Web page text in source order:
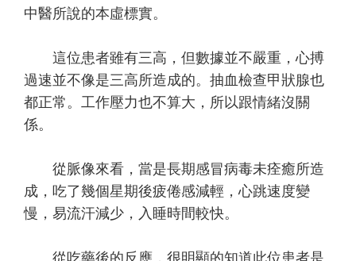
中醫所說的本虛標實。
這位患者雖有三高，但數據並不嚴重，心搏
過速並不像是三高所造成的。 抽血檢查甲狀腺也
都正常。 工作壓力也不算大，所以跟情緒沒關
係。
從脈像來看，當是長期感冒病毒未痊癒所造
成，吃了幾個星期後疲倦感減輕，心跳速度變
慢，易流汗減少，入睡時間較快。
從吃藥後的反應，很明顯的知道此位患者是